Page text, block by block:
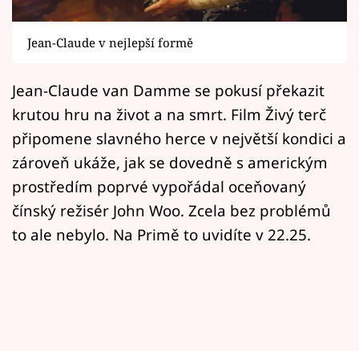
Sledujte prima+
Filmový festival Karlovy Vary
Pořady
Mámy sobě
Přihlášení
Sledujte nás
Jean-Claude v nejlepší formě
Jean-Claude van Damme se pokusí překazit
krutou hru na život a na smrt. Film Živý terč
připomene slavného herce v největší kondici a
zároveň ukáže, jak se dovedně s americkým
prostředím poprvé vypořádal oceňovaný
čínský režisér John Woo. Zcela bez problémů
to ale nebylo. Na Primě to uvidíte v 22.25.